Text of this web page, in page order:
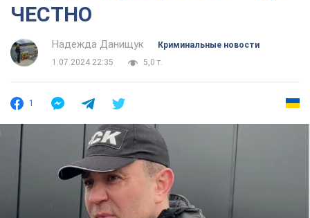
ЧЕСТНО
Надежда Данищук
Криминальные новости
1.07.2024 22:35
5,0 т.
1